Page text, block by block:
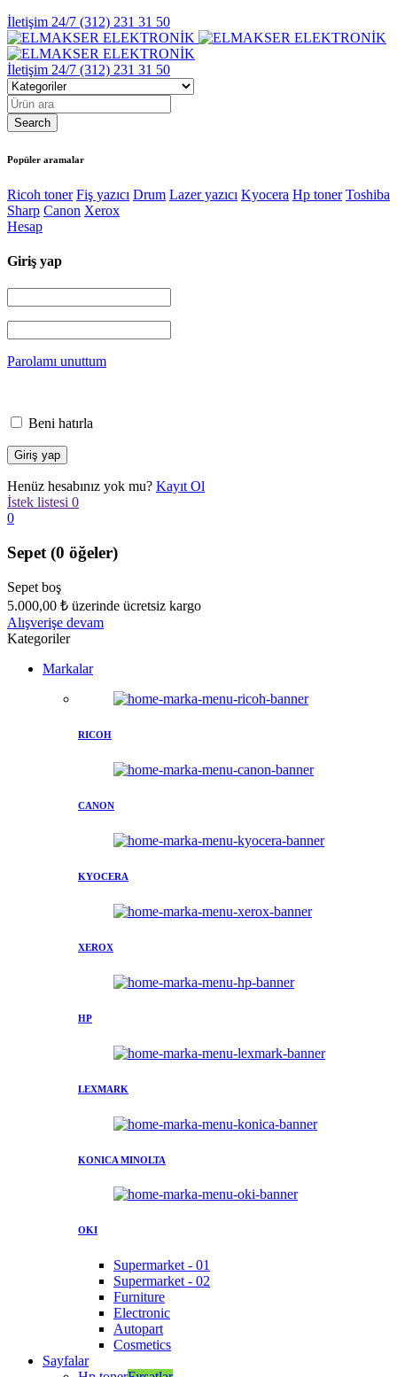
İletişim 24/7 (312) 231 31 50
İletişim 24/7 (312) 231 31 50
Popüler aramalar
Ricoh toner Fiş yazıcı Drum Lazer yazıcı Kyocera Hp toner Toshiba
Sharp Canon Xerox
Hesap
Giriş yap
Parolamı unuttum
Beni hatırla
Henüz hesabınız yok mu? Kayıt Ol
İstek listesi 0
0
Sepet (0 öğeler)
Sepet boş
5.000,00 ₺ üzerinde ücretsiz kargo
Alışverişe devam
Kategoriler
Markalar
RICOH
CANON
KYOCERA
XEROX
HP
LEXMARK
KONICA MINOLTA
OKI
Supermarket - 01
Supermarket - 02
Furniture
Electronic
Autopart
Cosmetics
Sayfalar